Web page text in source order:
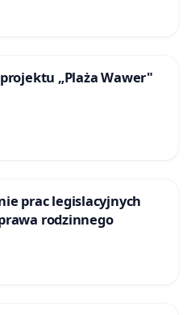
„Plaża Wawer"
prac legislacyjnych
rodzinnego